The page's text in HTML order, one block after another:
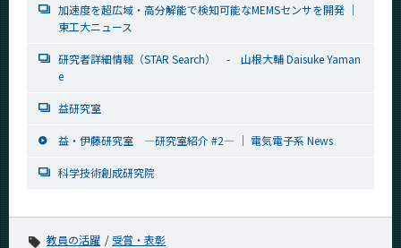
加速度を超広域・高分解能で検知可能なMEMSセンサを開発 ｜
東工大ニュース
研究者詳細情報（STAR Search） - 山根大輔 Daisuke Yaman
e
益研究室
益・伊藤研究室 ―研究室紹介 #2― ｜ 電気電子系 News
科学技術創成研究院
教員の活躍
受賞・表彰